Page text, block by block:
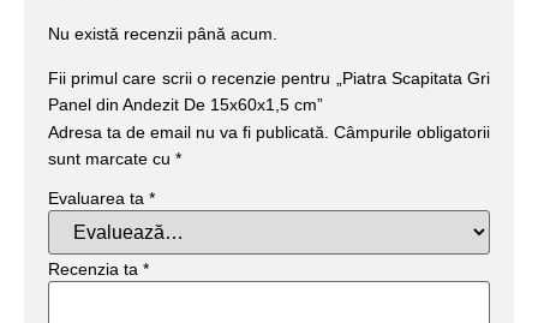
Nu există recenzii până acum.
Fii primul care scrii o recenzie pentru „Piatra Scapitata Gri
Panel din Andezit De 15x60x1,5 cm”
Adresa ta de email nu va fi publicată. Câmpurile obligatorii
sunt marcate cu *
Evaluarea ta *
Recenzia ta *